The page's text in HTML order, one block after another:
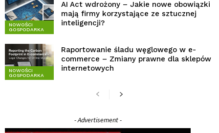
NOWOŚCI
GOSPODARKA
AI Act wdrożony – Jakie nowe obowiązki
mają firmy korzystające ze sztucznej
inteligencji?
NOWOŚCI
GOSPODARKA
Raportowanie śladu węglowego w e-
commerce – Zmiany prawne dla sklepów
internetowych
- Advertisement -